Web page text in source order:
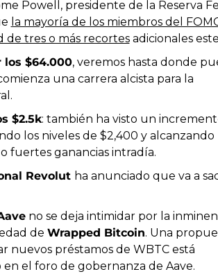
Powell, presidente de la Reserva
la mayoría de los miembros del
de tres o más recortes adicionales
los $64.000, veremos hasta donde
una carrera alcista para la
$2.5k: también ha visto un
los niveles de $2,400 y alcanzando
fuertes ganancias intradía​.
Revolut ha anunciado que va a
no se deja intimidar por la
de Wrapped Bitcoin. Una
nuevos préstamos de WBTC está
el foro de gobernanza de Aave.